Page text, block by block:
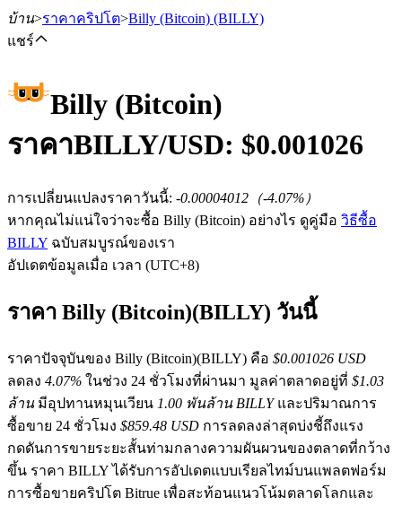
ฟิวเจอร์ส
ฟิวเจอร์ส USDT
ฟิวเจอร์สที่ใช้ USDT เป็นหลักประกัน
บ้าน>ราคาคริปโต>Billy (Bitcoin) (BILLY)
แชร์
Billy (Bitcoin)
ราคาBILLY/USD: $0.001026
การเปลี่ยนแปลงราคาวันนี้: -0.00004012 （-4.07%）
หากคุณไม่แน่ใจว่าจะซื้อ Billy (Bitcoin) อย่างไร ดูคู่มือ วิธีซื้อ
BILLY ฉบับสมบูรณ์ของเรา
อัปเดตข้อมูลเมื่อ เวลา (UTC+8)
ราคา Billy (Bitcoin)(BILLY) วันนี้
ราคาปัจจุบันของ Billy (Bitcoin)(BILLY) คือ $0.001026 USD
ลดลง 4.07% ในช่วง 24 ชั่วโมงที่ผ่านมา มูลค่าตลาดอยู่ที่ $1.03
ล้าน มีอุปทานหมุนเวียน 1.00 พันล้าน BILLYและปริมาณการ
ซื้อขาย 24 ชั่วโมง $859.48 USD การลดลงล่าสุดบ่งชี้ถึงแรง
กดดันการขายระยะสั้นท่ามกลางความผันผวนของตลาดที่กว้าง
ขึ้น ราคา BILLY ได้รับการอัปเดตแบบเรียลไทม์บนแพลตฟอร์ม
การซื้อขายคริปโต Bitrue เพื่อสะท้อนแนวโน้มตลาดโลกและ